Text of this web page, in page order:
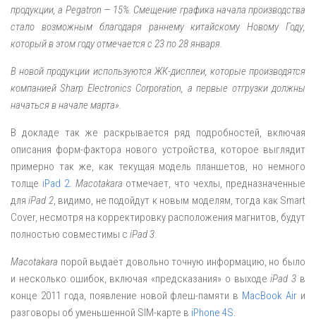
продукции, а Pegatron — 15%. Смещение графика начала производства
стало возможным благодаря раннему китайскому Новому Году,
который в этом году отмечается с 23 по 28 января.
В новой продукции используются ЖК-дисплеи, которые производятся
компанией Sharp Electronics Corporation, а первые отгрузки должны
начаться в начале марта».
В докладе так же раскрывается ряд подробностей, включая
описания форм-фактора нового устройства, которое выглядит
примерно так же, как текущая модель планшетов, но немного
толще iPad 2. Macotakara отмечает, что чехлы, предназначенные
дляiPad 2, видимо, не подойдут к новым моделям, тогда как Smart
Cover, несмотря на корректировку расположения магнитов, будут
полностью совместимы с iPad 3
Macotakara порой выдаёт довольно точную информацию, но было
и несколько ошибок, включая «предсказания» о выходеiPad 3 в
конце 2011 года, появление новой флеш-памяти в MacBook Air и
разговоры об уменьшенной SIM-карте в iPhone 4S